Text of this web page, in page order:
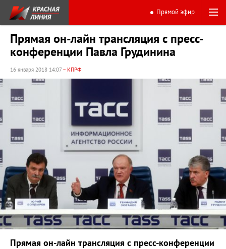
Прямой эфир
Прямая он-лайн трансляция с пресс-
конференции Павла Грудинина
16 января 2018 14:07– КПРФ
Прямая он-лайн трансляция с пресс-конференции